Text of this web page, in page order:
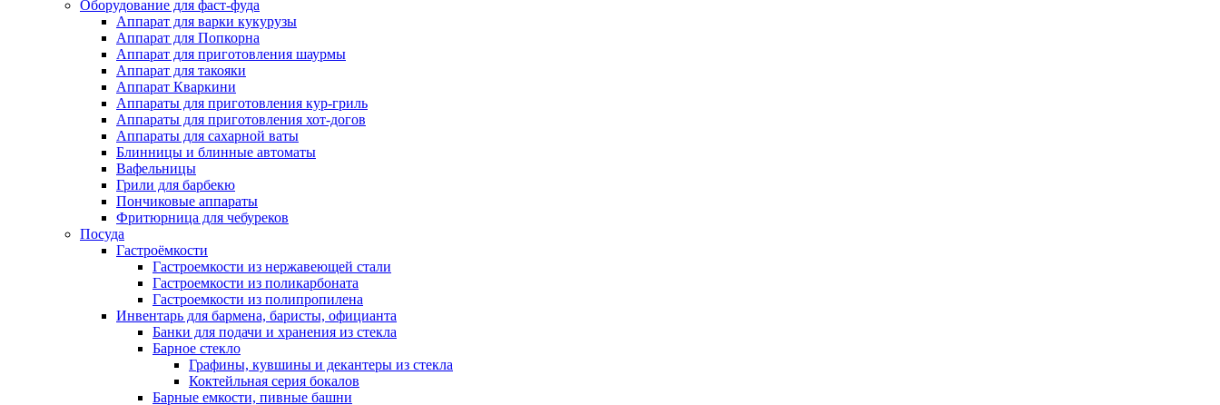
Оборудование для фаст-фуда
Аппарат для варки кукурузы
Аппарат для Попкорна
Аппарат для приготовления шаурмы
Аппарат для такояки
Аппарат Кваркини
Аппараты для приготовления кур-гриль
Аппараты для приготовления хот-догов
Аппараты для сахарной ваты
Блинницы и блинные автоматы
Вафельницы
Грили для барбекю
Пончиковые аппараты
Фритюрница для чебуреков
Посуда
Гастроёмкости
Гастроемкости из нержавеющей стали
Гастроемкости из поликарбоната
Гастроемкости из полипропилена
Инвентарь для бармена, баристы, официанта
Банки для подачи и хранения из стекла
Барное стекло
Графины, кувшины и декантеры из стекла
Коктейльная серия бокалов
Барные емкости, пивные башни